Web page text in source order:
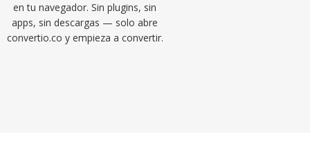
en tu navegador. Sin plugins, sin
apps, sin descargas — solo abre
convertio.co y empieza a convertir.